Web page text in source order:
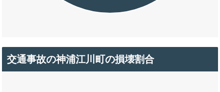
交通事故の神浦江川町の損壊割合